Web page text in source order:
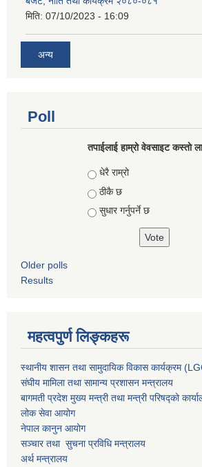
मिति: 07/10/2023 - 16:09
अन्य
Poll
तपाईलाई हाम्रो वेवसाइट कस्ताे
Choices
धेरै राम्रो
ठीकै छ
सुधार गर्नुपर्ने छ
Older polls
Results
महत्वपुर्ण लिङ्कहरू
स्थानीय शासन तथा सामुदायिक विकास कार्यक्रम
संघीय मामिला तथा सामान्य प्रशासन मन्त्रालय
बागमती प्रदेश मुख्य मन्त्री तथा मन्त्री परिषद्को
लोक सेवा आयोग
नेपाल कानुन आयोग
सञ्चार तथा सुचना प्रविधि मन्त्रालय
अर्थ मन्त्रालय